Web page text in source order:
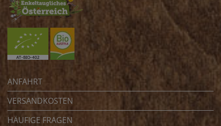
ANFAHRT
VERSANDKOSTEN
HÄUFIGE FRAGEN